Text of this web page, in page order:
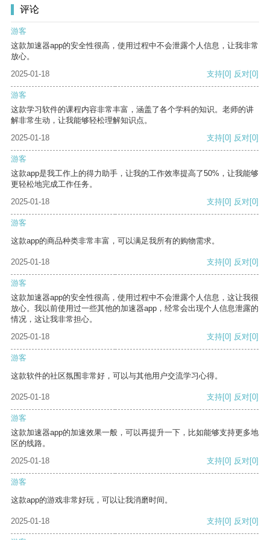
评论
游客
这款加速器app的安全性很高，使用过程中不会泄露个人信息，让我非常
放心。
2025-01-18
支持[0] 反对[0]
游客
这款学习软件的课程内容非常丰富，涵盖了各个学科的知识。老师的讲
解非常生动，让我能够轻松理解知识点。
2025-01-18
支持[0] 反对[0]
游客
这款app是我工作上的得力助手，让我的工作效率提高了50%，让我能够
更轻松地完成工作任务。
2025-01-18
支持[0] 反对[0]
游客
这款app的商品种类非常丰富，可以满足我所有的购物需求。
2025-01-18 支持[0] 反对[0]
游客
这款加速器app的安全性很高，使用过程中不会泄露个人信息，这让我很
放心。我以前使用过一些其他的加速器app，经常会出现个人信息泄露的
情况，这让我非常担心。
2025-01-18
支持[0] 反对[0]
游客
这款软件的社区氛围非常好，可以与其他用户交流学习心得。
2025-01-18 支持[0] 反对[0]
游客
这款加速器app的加速效果一般，可以再提升一下，比如能够支持更多地
区的线路。
2025-01-18
支持[0] 反对[0]
游客
这款app的游戏非常好玩，可以让我消磨时间。
2025-01-18 支持[0] 反对[0]